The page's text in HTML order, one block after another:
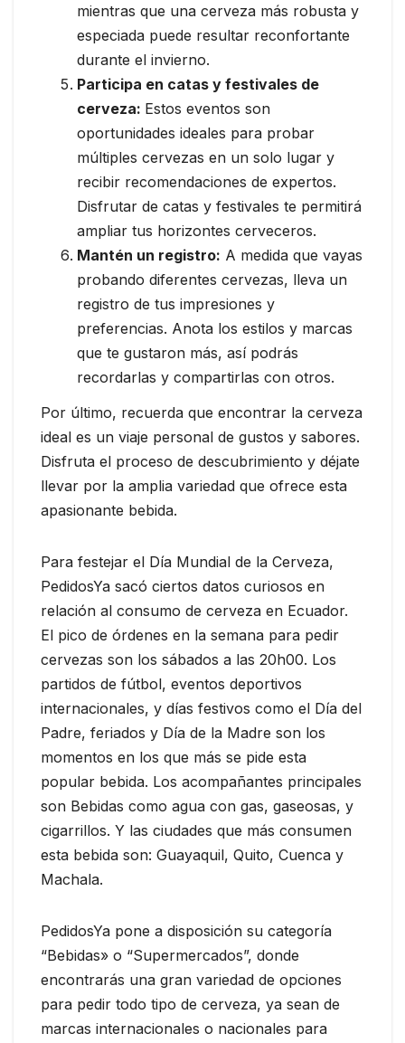
mientras que una cerveza más robusta y
especiada puede resultar reconfortante
durante el invierno.
Participa en catas y festivales de
cerveza: Estos eventos son
oportunidades ideales para probar
múltiples cervezas en un solo lugar y
recibir recomendaciones de expertos.
Disfrutar de catas y festivales te permitirá
ampliar tus horizontes cerveceros.
Mantén un registro: A medida que vayas
probando diferentes cervezas, lleva un
registro de tus impresiones y
preferencias. Anota los estilos y marcas
que te gustaron más, así podrás
recordarlas y compartirlas con otros.
Por último, recuerda que encontrar la cerveza
ideal es un viaje personal de gustos y sabores.
Disfruta el proceso de descubrimiento y déjate
llevar por la amplia variedad que ofrece esta
apasionante bebida.
Para festejar el Día Mundial de la Cerveza,
PedidosYa sacó ciertos datos curiosos en
relación al consumo de cerveza en Ecuador.
El pico de órdenes en la semana para pedir
cervezas son los sábados a las 20h00. Los
partidos de fútbol, eventos deportivos
internacionales, y días festivos como el Día del
Padre, feriados y Día de la Madre son los
momentos en los que más se pide esta
popular bebida. Los acompañantes principales
son Bebidas como agua con gas, gaseosas, y
cigarrillos. Y las ciudades que más consumen
esta bebida son: Guayaquil, Quito, Cuenca y
Machala.
PedidosYa pone a disposición su categoría
“Bebidas» o “Supermercados”, donde
encontrarás una gran variedad de opciones
para pedir todo tipo de cerveza, ya sean de
marcas internacionales o nacionales para